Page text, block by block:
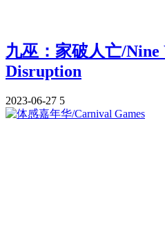
九巫：家破人亡/
Disruption
2023-06-27 5